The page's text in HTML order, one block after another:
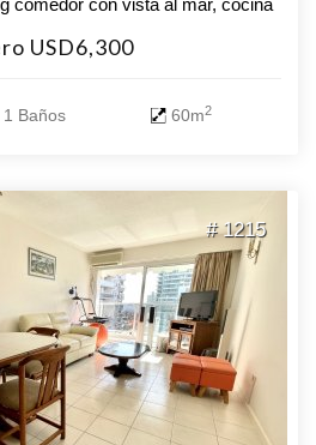
comedor con vista al mar, cocina
posee servicio tales como
gimnasio y servicio de playa.
USD6,300
1 Baños 60m2
# 1215